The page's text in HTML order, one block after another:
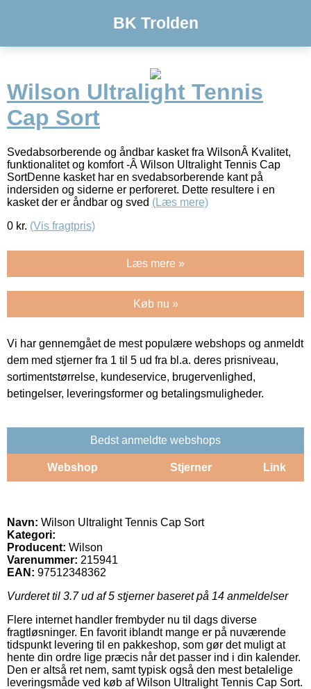
BK Trolden
Wilson Ultralight Tennis
Cap Sort
Svedabsorberende og åndbar kasket fra WilsonÂ Kvalitet,
funktionalitet og komfort -Â Wilson Ultralight Tennis Cap
SortDenne kasket har en svedabsorberende kant på
indersiden og siderne er perforeret. Dette resultere i en
kasket der er åndbar og sved (Læs mere)
0 kr. (Vis fragtpris)
Læs mere »
Køb nu »
Vi har gennemgået de mest populære webshops og anmeldt
dem med stjerner fra 1 til 5 ud fra bl.a. deres prisniveau,
sortimentstørrelse, kundeservice, brugervenlighed,
betingelser, leveringsformer og betalingsmuligheder.
Bedst anmeldte webshops
Webshop Stjerner Link
Navn: Wilson Ultralight Tennis Cap Sort
Kategori:
Producent: Wilson
Varenummer: 215941
EAN: 97512348362
Vurderet til 3.7ud af 5 stjerner baseret på 14 anmeldelser
Flere internet handler frembyder nu til dags diverse
fragtløsninger. En favorit iblandt mange er på nuværende
tidspunkt levering til en pakkeshop, som gør det muligt at
hente din ordre lige præcis når det passer ind i din kalender.
Den er altså ret nem, samt typisk også den mest betalelige
leveringsmåde ved køb af Wilson Ultralight Tennis Cap Sort.